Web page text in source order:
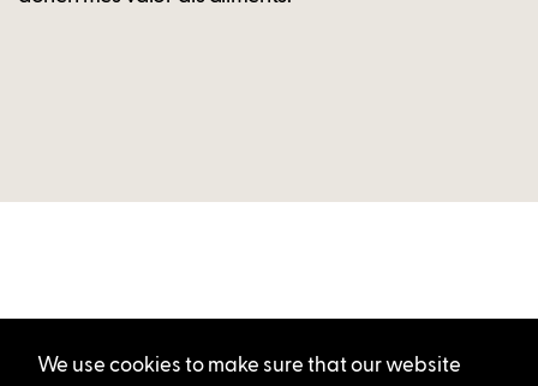
We use cookies to make sure that our website